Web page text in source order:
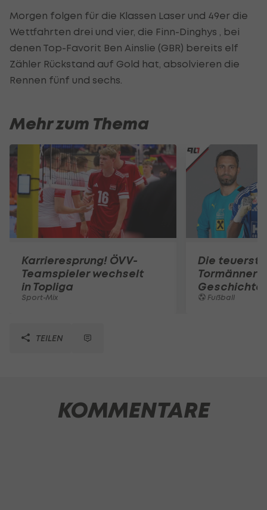
Morgen folgen für die Klassen Laser und 49er die
Wettfahrten drei und vier, die Finn-Dinghys , bei
denen Top-Favorit Ben Ainslie (GBR) bereits elf
Zähler Rückstand auf Gold hat, absolvieren die
Rennen fünf und sechs.
Mehr zum Thema
Karrieresprung! ÖVV-
Teamspieler wechselt
in Topliga
Sport-Mix
Die
Tormänner
Geschichte
Fußball
TEILEN
KOMMENTARE